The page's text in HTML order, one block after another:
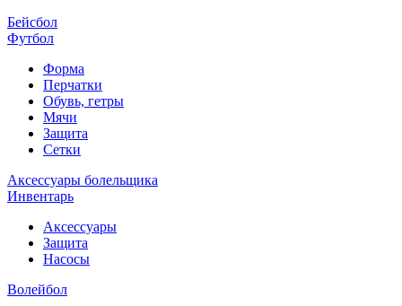
Бейсбол
Футбол
Форма
Перчатки
Обувь, гетры
Мячи
Защита
Сетки
Аксессуары болельщика
Инвентарь
Аксессуары
Защита
Насосы
Волейбол